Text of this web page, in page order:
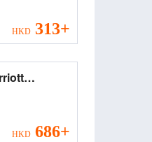
HKD 313+
HKD 686+